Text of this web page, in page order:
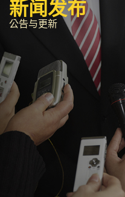
新闻发布
公告与更新